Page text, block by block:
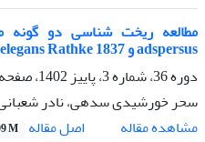
adspersus و Palaemon elegans Rathke 1837 دریای خزر.
دوره 36، شماره 3، پاییز 1402، صفحه
سحر خورشیدی سدهی، نادر
مشاهده مقاله
اصل مقاله M